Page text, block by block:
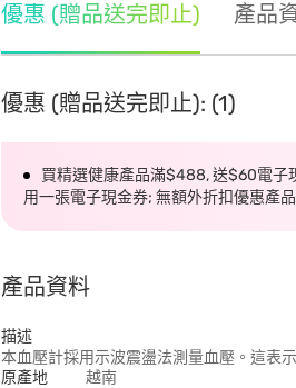
優惠 (贈品送完即止) 產品
優惠 (贈品送完即止): (1)
買精選健康產品滿$488, 送$60電子
用一張電子現金券; 無額外折扣優惠產
產品資料
描述
本血壓計採用示波震盪法測量血壓。這表
原產地
越南